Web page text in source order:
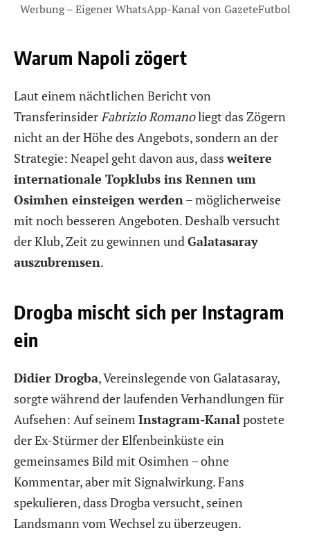
Werbung – Eigener WhatsApp-Kanal von GazeteFutbol
Warum Napoli zögert
Laut einem nächtlichen Bericht von
TransferinsiderFabrizio Romanoliegt das Zögern
nicht an der Höhe des Angebots, sondern an der
Strategie: Neapel geht davon aus, dassweitere
internationale Topklubs ins Rennen um
Osimhen einsteigen werden– möglicherweise
mit noch besseren Angeboten. Deshalb versucht
der Klub, Zeit zu gewinnen undGalatasaray
auszubremsen.
Drogba mischt sich per Instagram
ein
Didier Drogba, Vereinslegende von Galatasaray,
sorgte während der laufenden Verhandlungen für
Aufsehen: Auf seinem Instagram-Kanalpostete
der Ex-Stürmer der Elfenbeinküste ein
gemeinsames Bild mit Osimhen – ohne
Kommentar, aber mit Signalwirkung. Fans
spekulieren, dass Drogba versucht, seinen
Landsmann vom Wechsel zu überzeugen.